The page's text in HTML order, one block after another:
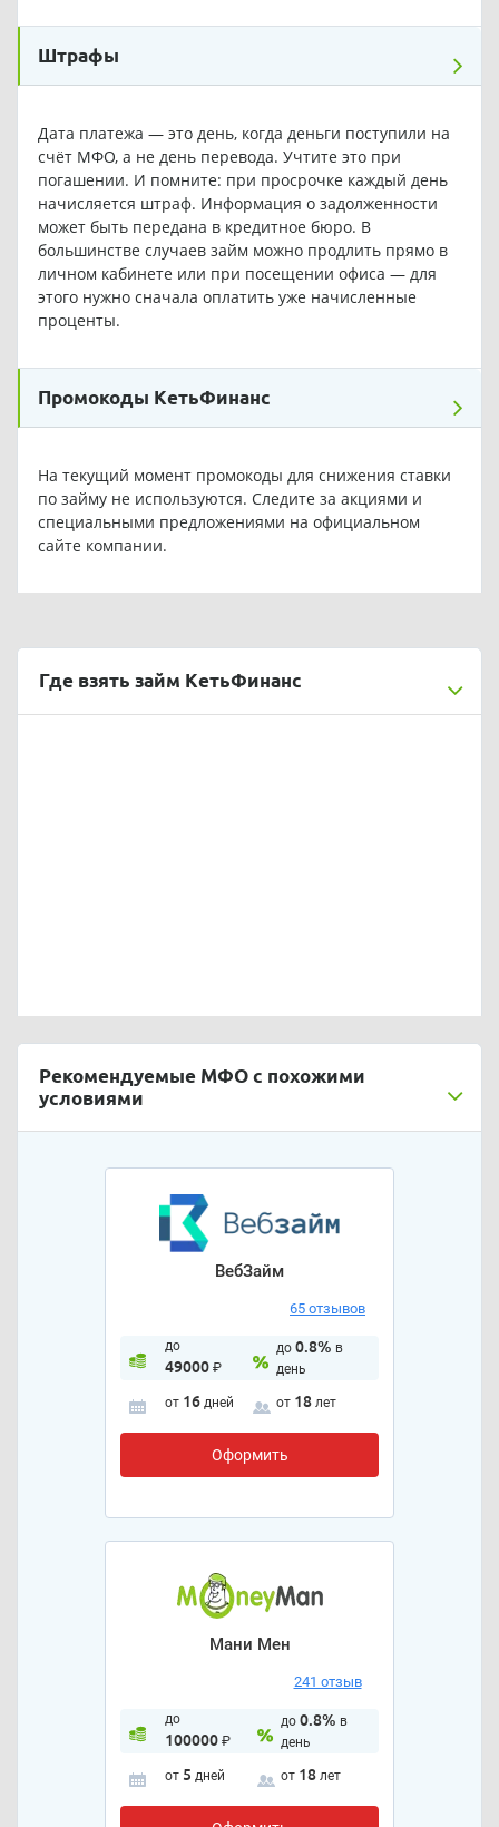
Штрафы
Дата платежа — это день, когда деньги поступили на
счёт МФО, а не день перевода. Учтите это при
погашении. И помните: при просрочке каждый день
начисляется штраф. Информация о задолженности
может быть передана в кредитное бюро. В
большинстве случаев займ можно продлить прямо в
личном кабинете или при посещении офиса — для
этого нужно сначала оплатить уже начисленные
проценты.
Промокоды КетьФинанс
На текущий момент промокоды для снижения ставки
по займу не используются. Следите за акциями и
специальными предложениями на официальном
сайте компании.
Где взять займ КетьФинанс
Рекомендуемые МФО с похожими
условиями
ВебЗайм
65 отзывов
до
49000₽
до 0.8% в
день
от 16 дней от 18 лет
Оформить
Мани Мен
241 отзыв
до
100000₽
до 0.8% в
день
от 5 дней от 18 лет